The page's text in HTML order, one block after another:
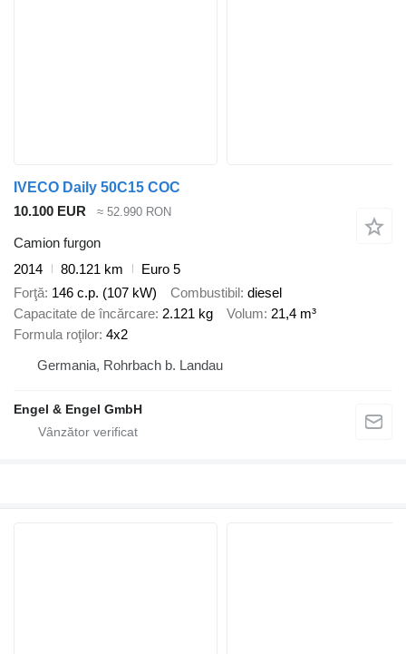
IVECO Daily 50C15 COC
10.100 EUR
≈ 52.990 RON
Camion furgon
2014
80.121 km
Euro 5
Forţă 146 c.p. (107 kW) Combustibil diesel
Capacitate de încărcare 2.121 kg Volum 21,4 m³
Formula roţilor 4x2
Germania, Rohrbach b. Landau
Engel & Engel GmbH